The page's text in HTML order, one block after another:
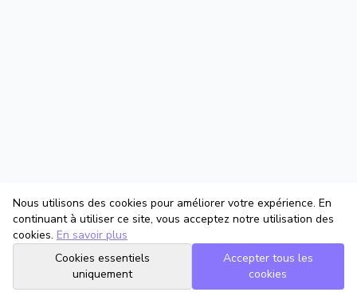
Nous utilisons des cookies pour améliorer votre expérience. En
continuant à utiliser ce site, vous acceptez notre utilisation des
cookies. En savoir plus
Cookies essentiels
uniquement
Accepter tous les
cookies